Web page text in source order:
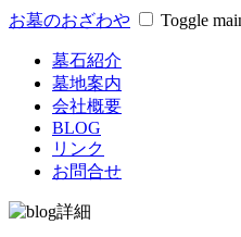
お墓のおざわや Toggle
墓石紹介
墓地案内
会社概要
BLOG
リンク
お問合せ